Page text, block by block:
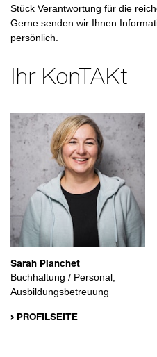
Stück Verantwortung für die
Gerne senden wir Ihnen
persönlich.
Ihr KonTAKt
Sarah Planchet
Buchhaltung / Personal,
Ausbildungsbetreuung
› PROFILSEITE